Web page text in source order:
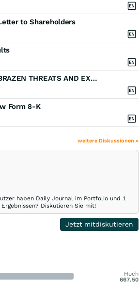
to Shareholders
DAILY JOURNAL CORPORATION ADDRESSES BUXTON HELMSLEY’S BRAZEN THREATS AND EXPOSES THE FIRM’S DISINGENUOUS, SELF-SERVING AGENDA
Form 8-K
weitere Diskussionen »
haben Daily Journal im Portfolio und 1
Diskutieren Sie mit!
Jetzt mitdiskutieren
Hoch
667,50